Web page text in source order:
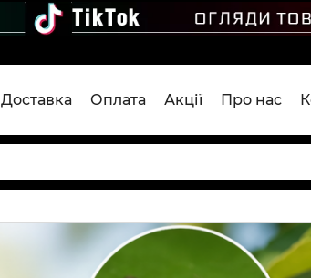
Доставка Оплата Акції Про нас